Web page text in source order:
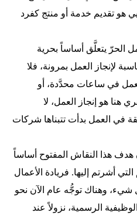
هو تقديم خدمة أو منتج كفرد
الحرّ يتعلَّق أساساً بحرية
لإنجاز العمل بمرونة، فلا
في ساعات محدَّدة، أو
هو إنجاز العمل، لا
في العمل بدأت تتبناها شركات
هدف هذا النقاش المفتوح أساساً
أشرتم إليها. فريادة الأعمال
شيء، وهناك توجُّه عام الآن نحو
الرسمية، نزولاً عند